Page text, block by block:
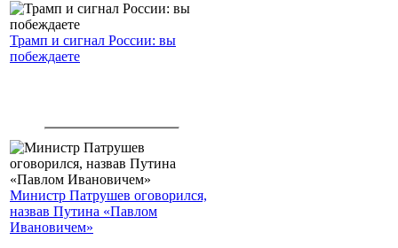
Трамп и сигнал России: вы
побеждаете
Министр Патрушев оговорился,
назвав Путина «Павлом
Ивановичем»